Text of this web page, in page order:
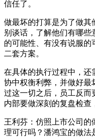
信任了。
做最坏的打算是为了做其
别谈话，了解他们有哪些
的可能性、有没有说服
二套方案。
在具体的执行过程中，还
协中权衡利弊，并做好最
过这一切之后，员工反而
内部要做深刻的复盘检查
王利芬：仿照上市公司的
理可行吗？潘鸿宝的做法